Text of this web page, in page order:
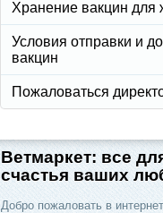
Хранение вакцин для
Условия отправки и
вакцин
Пожаловаться
Ветмаркет: все
счастья ваших
Добро пожаловать в